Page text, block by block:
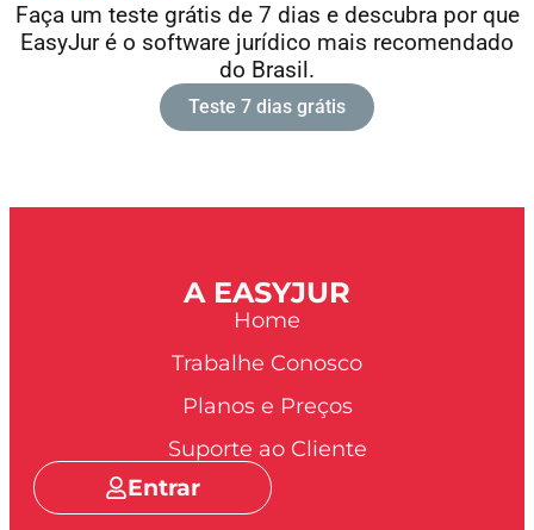
Faça um teste grátis de 7 dias e descubra por que
EasyJur é o software jurídico mais recomendado
do Brasil.
Teste 7 dias grátis
A EASYJUR
Home
Trabalhe Conosco
Planos e Preços
Suporte ao Cliente
Entrar